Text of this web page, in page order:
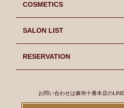
キャンペーン情報
スタッフ紹介
よくあるご質問
MENU
LIFCOOL
SINN PURETE
COSMETICS
COSMETICS
SINN PURETE
SALON LIST
SALON LIST
RESERVATION
お問い合わせは麻布十番本店の